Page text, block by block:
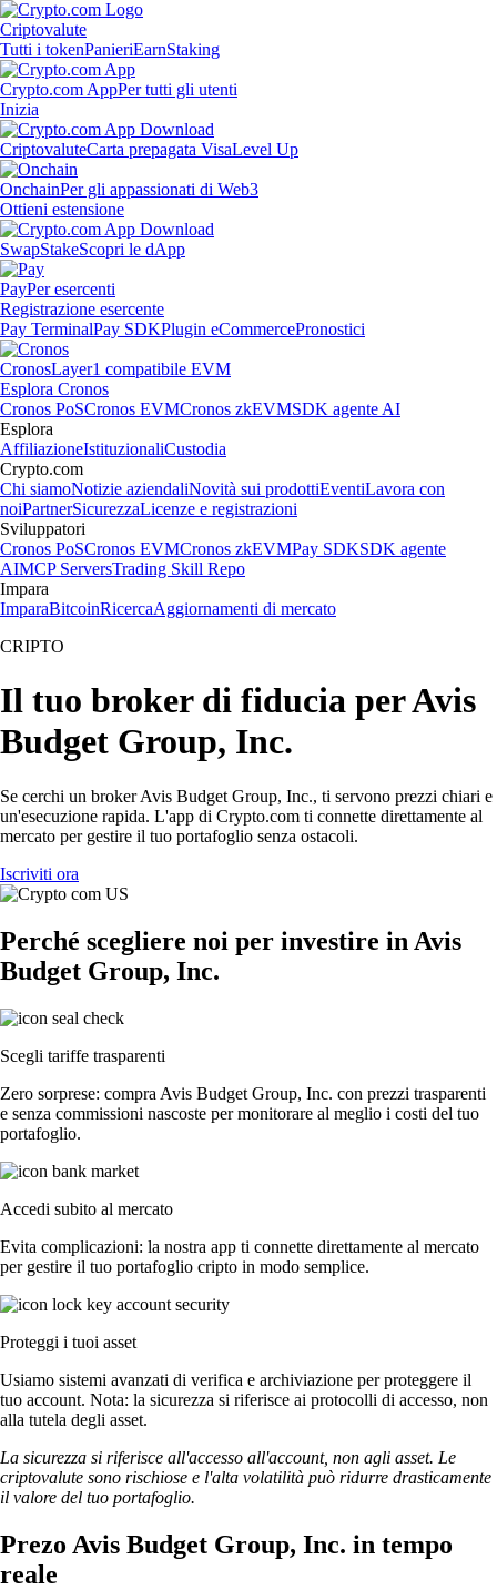
Criptovalute
Tutti i tokenPanieriEarnStaking
Crypto.com AppPer tutti gli utenti
Inizia
CriptovaluteCarta prepagata VisaLevel Up
OnchainPer gli appassionati di Web3
Ottieni estensione
SwapStakeScopri le dApp
PayPer esercenti
Registrazione esercente
Pay TerminalPay SDKPlugin eCommercePronostici
CronosLayer1 compatibile EVM
Esplora Cronos
Cronos PoSCronos EVMCronos zkEVMSDK agente AI
Esplora
AffiliazioneIstituzionaliCustodia
Crypto.com
Chi siamoNotizie aziendaliNovità sui prodottiEventiLavora con
noiPartnerSicurezzaLicenze e registrazioni
Sviluppatori
Cronos PoSCronos EVMCronos zkEVMPay SDKSDK agente
AIMCP ServersTrading Skill Repo
Impara
ImparaBitcoinRicercaAggiornamenti di mercato
CRIPTO
Il tuo broker di fiducia per Avis
Budget Group, Inc.
Se cerchi un broker Avis Budget Group, Inc., ti servono prezzi chiari e
un'esecuzione rapida. L'app di Crypto.com ti connette direttamente al
mercato per gestire il tuo portafoglio senza ostacoli.
Iscriviti ora
Perché scegliere noi per investire in Avis
Budget Group, Inc.
Scegli tariffe trasparenti
Zero sorprese: compra Avis Budget Group, Inc. con prezzi trasparenti
e senza commissioni nascoste per monitorare al meglio i costi del tuo
portafoglio.
Accedi subito al mercato
Evita complicazioni: la nostra app ti connette direttamente al mercato
per gestire il tuo portafoglio cripto in modo semplice.
Proteggi i tuoi asset
Usiamo sistemi avanzati di verifica e archiviazione per proteggere il
tuo account. Nota: la sicurezza si riferisce ai protocolli di accesso, non
alla tutela degli asset.
La sicurezza si riferisce all'accesso all'account, non agli asset. Le
criptovalute sono rischiose e l'alta volatilità può ridurre drasticamente
il valore del tuo portafoglio.
Prezo Avis Budget Group, Inc. in tempo
reale